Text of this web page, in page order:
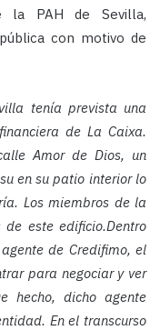
la PAH de Sevilla,
con motivo de
tenía prevista una
de La Caixa.
Amor de Dios, un
en su patio interior lo
Los miembros de la
este edificio.Dentro
de Credifimo, el
para negociar y ver
hecho, dicho agente
En el transcurso